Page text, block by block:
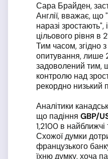
Сара Брайден,
Англії, вважає, що
наразі
цільового рівня в
Тим часом, згідно
опитування, лише
задоволений тим,
контролю над
рекордно низький
Аналітики
що падіння GBP/
1,2100 в найближчі
Схожої думки
французького
їхню думку, хоча